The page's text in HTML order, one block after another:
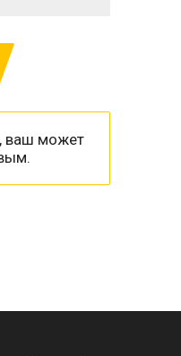
ваш может